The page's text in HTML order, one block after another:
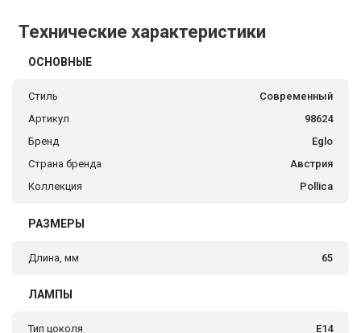
Технические характеристики
ОСНОВНЫЕ
Стиль
Современный
Артикул
98624
Бренд
Eglo
Страна бренда
Австрия
Коллекция
Pollica
РАЗМЕРЫ
Длина, мм 65
ЛАМПЫ
Тип цоколя
E14